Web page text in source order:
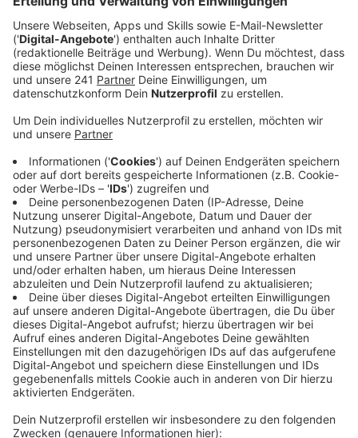
Anzeige
Man habe Messungen an der Flüssigkeit durchgeführt,
Hinweise auf einen gefährlichen Stoff geliefert.
anderen Schäden.
Anzeige
Parallel weitere Einsätze der Feuerwehr
Anzeige
Parallel zum Einsatz in Opladen wurde die Leitstelle
noch über einen Wasserschaden, einen
Heimrauchmelder und einen Einsatz Person hinter Tür
alarmiert. Darum kümmerten sich die Einheiten
Wiesdorf, Schlebusch und Rheindorf sowie eine
aktuellen Besatzung des Grundlehrganges. An den